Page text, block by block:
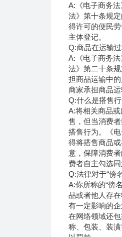
A:《电子商务
法》第十条规
得许可的便民
主体登记。
Q:商品在运输
A:《电子商务
法》第二十条
担商品运输中
商家承担商品运
Q:什么是搭售行
A:将相关商品
售，但当消费
搭售行为。《
得将搭售商品
意，保障消费
费者自主勾选同
Q:法律对于“傍
A:你所称的“傍
品或者他人存
有一定影响的
在网络领域还
称、包装、装